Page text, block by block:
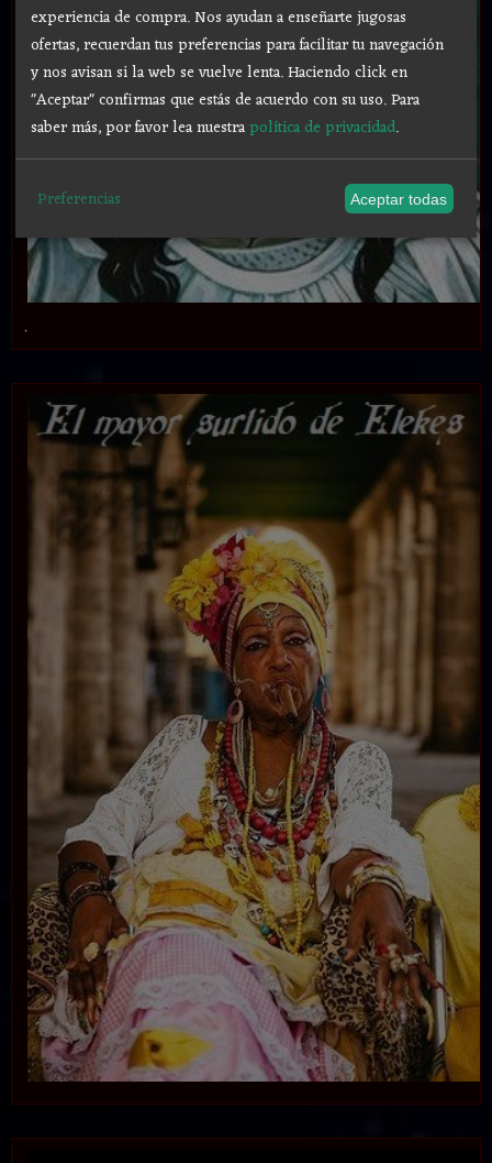
.
experiencia de compra. Nos ayudan a enseñarte jugosas
ofertas, recuerdan tus preferencias para facilitar tu navegación
y nos avisan si la web se vuelve lenta. Haciendo click en
"Aceptar" confirmas que estás de acuerdo con su uso.Para
saber más, por favor lea nuestrapolítica de privacidad.
Preferencias Aceptar todas